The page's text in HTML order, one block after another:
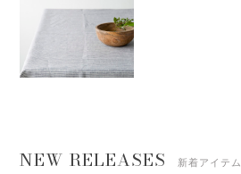
NEW RELEASES 新着アイテム